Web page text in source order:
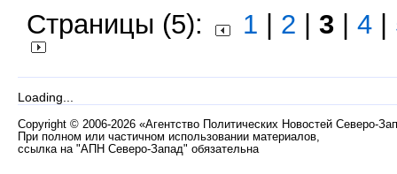
Страницы (5):
1 2 3 4
Loading...
Copyright © 2006-2026 «Агентство Политических Новостей Северо-
При полном или частичном использовании материалов,
ссылка на "АПН Северо-Запад" обязательна